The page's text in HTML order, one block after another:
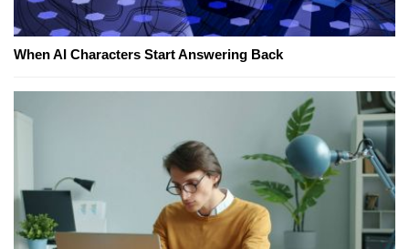
When AI Characters Start Answering Back